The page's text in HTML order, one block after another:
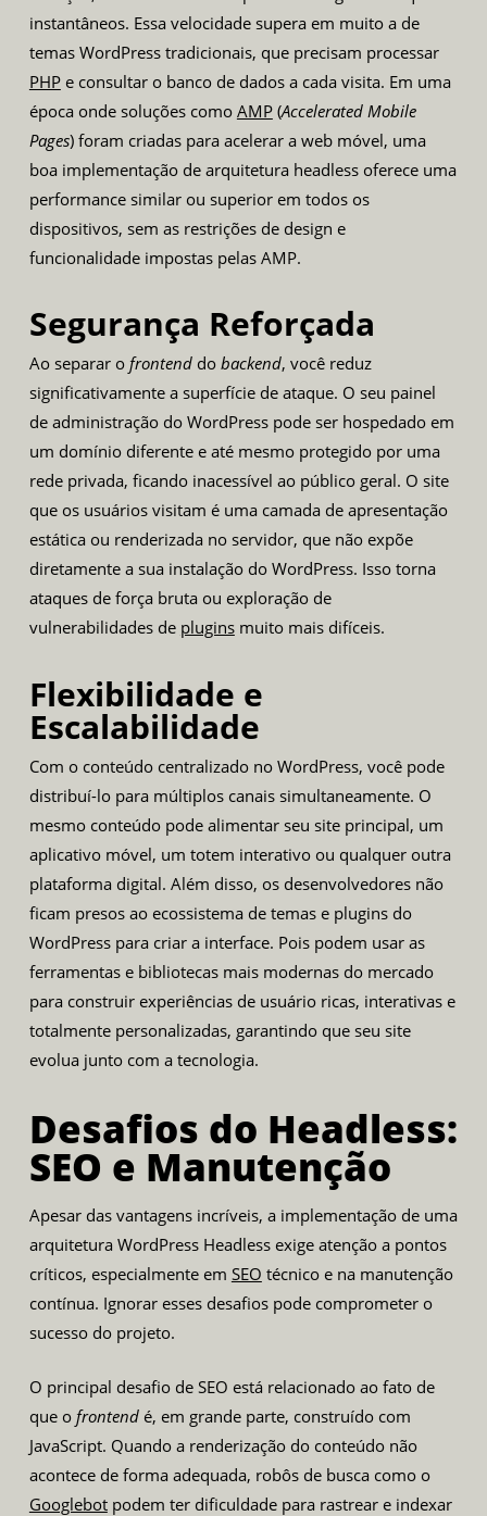
instantâneos. Essa velocidade supera em muito a de
temas WordPress tradicionais, que precisam processar
PHPe consultar o banco de dados a cada visita. Em uma
época onde soluções como AMP(Accelerated Mobile
Pages) foram criadas para acelerar a web móvel, uma
boa implementação de arquitetura headless oferece uma
performance similar ou superior em todos os
dispositivos, sem as restrições de design e
funcionalidade impostas pelas AMP.
Segurança Reforçada
Ao separar o frontenddo backend, você reduz
significativamente a superfície de ataque. O seu painel
de administração do WordPress pode ser hospedado em
um domínio diferente e até mesmo protegido por uma
rede privada, ficando inacessível ao público geral. O site
que os usuários visitam é uma camada de apresentação
estática ou renderizada no servidor, que não expõe
diretamente a sua instalação do WordPress. Isso torna
ataques de força bruta ou exploração de
vulnerabilidades de pluginsmuito mais difíceis.
Flexibilidade e
Escalabilidade
Com o conteúdo centralizado no WordPress, você pode
distribuí-lo para múltiplos canais simultaneamente. O
mesmo conteúdo pode alimentar seu site principal, um
aplicativo móvel, um totem interativo ou qualquer outra
plataforma digital. Além disso, os desenvolvedores não
ficam presos ao ecossistema de temas e plugins do
WordPress para criar a interface. Pois podem usar as
ferramentas e bibliotecas mais modernas do mercado
para construir experiências de usuário ricas, interativas e
totalmente personalizadas, garantindo que seu site
evolua junto com a tecnologia.
Desafios do Headless:
SEO e Manutenção
Apesar das vantagens incríveis, a implementação de uma
arquitetura WordPress Headless exige atenção a pontos
críticos, especialmente em SEO técnico e na manutenção
contínua. Ignorar esses desafios pode comprometer o
sucesso do projeto.
O principal desafio de SEO está relacionado ao fato de
que o frontendé, em grande parte, construído com
JavaScript. Quando a renderização do conteúdo não
acontece de forma adequada, robôs de busca como o
Googlebotpodem ter dificuldade para rastrear e indexar